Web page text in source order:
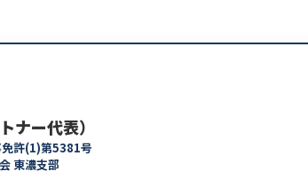
ナー代表）
許(1)第5381号
東濃支部